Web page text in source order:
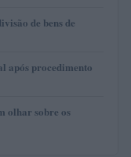
de bens de
após procedimento
olhar sobre os